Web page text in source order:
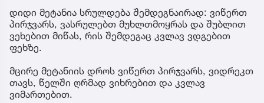
დიდი მეტანია სრულდება შემდეგნაირად: ვიწერთ
პირჯვარს, ვასრულებთ მუხლთმოყრას და შუბლით
ვეხებით მიწას, რის შემდეგაც კვლავ ვდგებით
ფეხზე.
მცირე მეტანიის დროს ვიწერთ პირჯვარს, ვიდრეკთ
თავს, წელში ღრმად ვიხრებით და კვლავ
ვიმართებით.